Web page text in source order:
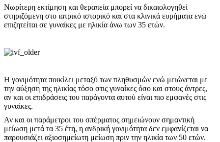
Νωρίτερη εκτίμηση και θεραπεία μπορεί να δικαιολογηθεί
στηριζόμενη στο ιατρικό ιστορικό και στα κλινικά ευρήματα ενώ
επιζητείται σε γυναίκες με ηλικία άνω των 35 ετών.
Η γονιμότητα ποικίλει μεταξύ των πληθυσμών ενώ μειώνεται με
την αύξηση της ηλικίας τόσο στις γυναίκες όσο και στους άντρες,
αν και οι επιδράσεις του παράγοντα αυτού είναι πιο εμφανές στις
γυναίκες.
Αν και οι παράμετροι του σπέρματος σημειώνουν σημαντική
μείωση μετά τα 35 έτη, η ανδρική γονιμότητα δεν εμφανίζεται να
παρουσιάζει αξιοσημείωτη μείωση πριν την ηλικία των 50 ετών.